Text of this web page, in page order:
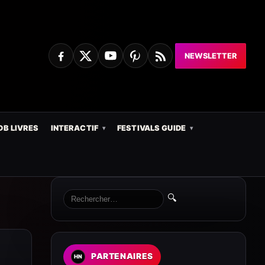
NEWSLETTER
LIVRES INTERACTIF FESTIVALS GUIDE
🔍
PARTENAIRES